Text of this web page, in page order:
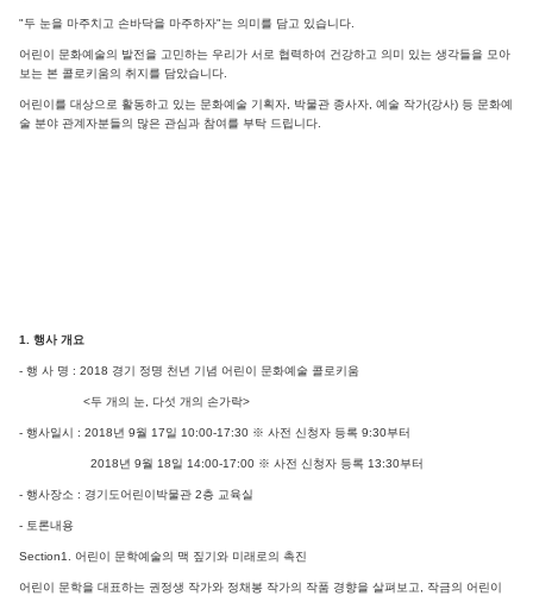
"두 눈을 마주치고 손바닥을 마주하자"는 의미를 담고 있습니다.
어린이 문화예술의 발전을 고민하는 우리가 서로 협력하여 건강하고 의미 있는 생각들을 모아
보는 본 콜로키움의 취지를 담았습니다.
어린이를 대상으로 활동하고 있는 문화예술 기획자, 박물관 종사자, 예술 작가(강사) 등 문화예
술 분야 관계자분들의 많은 관심과 참여를 부탁 드립니다.
1. 행사 개요
- 행 사 명 : 2018 경기 정명 천년 기념 어린이 문화예술 콜로키움
<두 개의 눈, 다섯 개의 손가락>
- 행사일시 : 2018년 9월 17일 10:00-17:30 ※ 사전 신청자 등록 9:30부터
2018년 9월 18일 14:00-17:00 ※ 사전 신청자 등록 13:30부터
- 행사장소 : 경기도어린이박물관 2층 교육실
- 토론내용
Section1. 어린이 문학예술의 맥 짚기와 미래로의 촉진
어린이 문학을 대표하는 권정생 작가와 정채봉 작가의 작품 경향을 살펴보고, 작금의 어린이